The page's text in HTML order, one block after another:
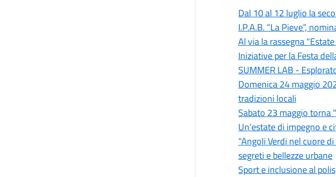
Dal 10 al 12 luglio la
I.P.A.B. “La Pieve”,
Al via la rassegna
Iniziative per la Festa
SUMMER LAB -
Domenica 24 maggio
tradizioni locali
Sabato 23 maggio torna
Un’estate di impegno e
“Angoli Verdi nel cuore
segreti e bellezze urbane
Sport e inclusione al